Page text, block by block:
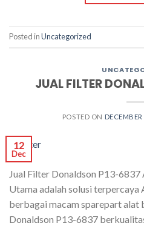
Posted inUncategorized
JUAL FILTER
POSTED ON
12
Dec
Jual Filter Donaldson P13-
Utama adalah solusi terpercaya
berbagai macam sparepart
Donaldson P13-6837